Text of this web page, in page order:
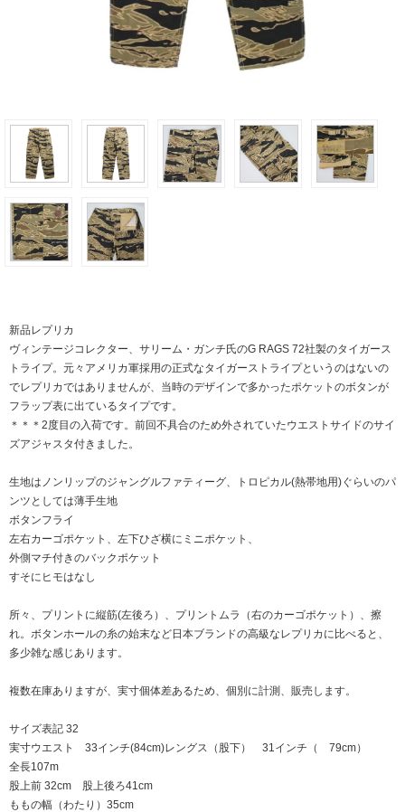
新品レプリカ
ヴィンテージコレクター、サリーム・ガンチ氏のG RAGS 72社製のタイガース
トライプ。元々アメリカ軍採用の正式なタイガーストライプというのはないの
でレプリカではありませんが、当時のデザインで多かったポケットのボタンが
フラップ表に出ているタイプです。
＊＊＊2度目の入荷です。前回不具合のため外されていたウエストサイドのサイ
ズアジャスタ付きました。
生地はノンリップのジャングルファティーグ、トロピカル(熱帯地用)ぐらいのパ
ンツとしては薄手生地
ボタンフライ
左右カーゴポケット、左下ひざ横にミニポケット、
外側マチ付きのバックポケット
すそにヒモはなし
所々、プリントに縦筋(左後ろ）、プリントムラ（右のカーゴポケット）、擦
れ。ボタンホールの糸の始末など日本ブランドの高級なレプリカに比べると、
多少雑な感じあります。
複数在庫ありますが、実寸個体差あるため、個別に計測、販売します。
サイズ表記 32
実寸ウエスト 33インチ(84cm)レングス（股下） 31インチ（ 79cm）
全長107m
股上前 32cm 股上後ろ41cm
ももの幅（わたり）35cm